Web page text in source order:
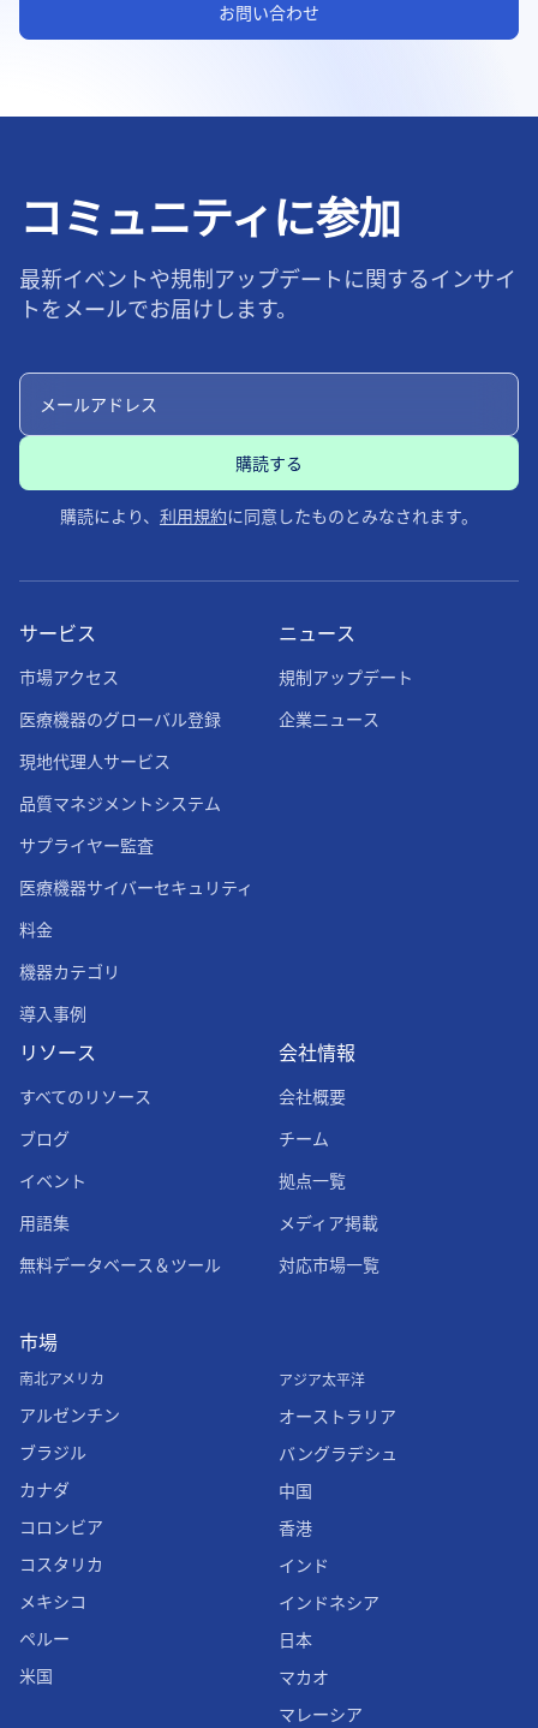
お問い合わせ
コミュニティに参加
最新イベントや規制アップデートに関するインサイ
トをメールでお届けします。
購読により、 利用規約に同意したものとみなされます。
ニュース
規制アップデート
企業ニュース
サービス
市場アクセス
医療機器のグローバル登録
現地代理人サービス
品質マネジメントシステム
サプライヤー監査
医療機器サイバーセキュリティ
料金
機器カテゴリ
導入事例
リソース
すべてのリソース
ブログ
イベント
用語集
無料データベース＆ツール
会社情報
会社概要
チーム
拠点一覧
メディア掲載
対応市場一覧
市場
南北アメリカ
アルゼンチン
ブラジル
カナダ
コロンビア
コスタリカ
メキシコ
ペルー
米国
アジア太平洋
オーストラリア
バングラデシュ
中国
香港
インド
インドネシア
日本
マカオ
マレーシア